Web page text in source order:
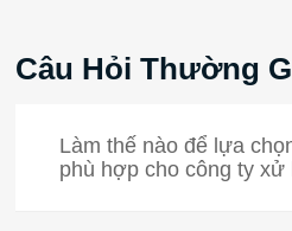
Câu Hỏi Thường
Làm thế nào để lựa
phù hợp cho công ty xử